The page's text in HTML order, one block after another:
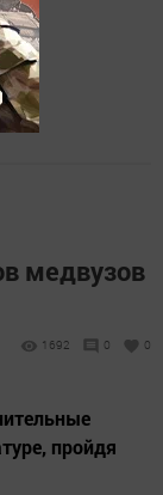
медвузов
1692 0 0
пройдя